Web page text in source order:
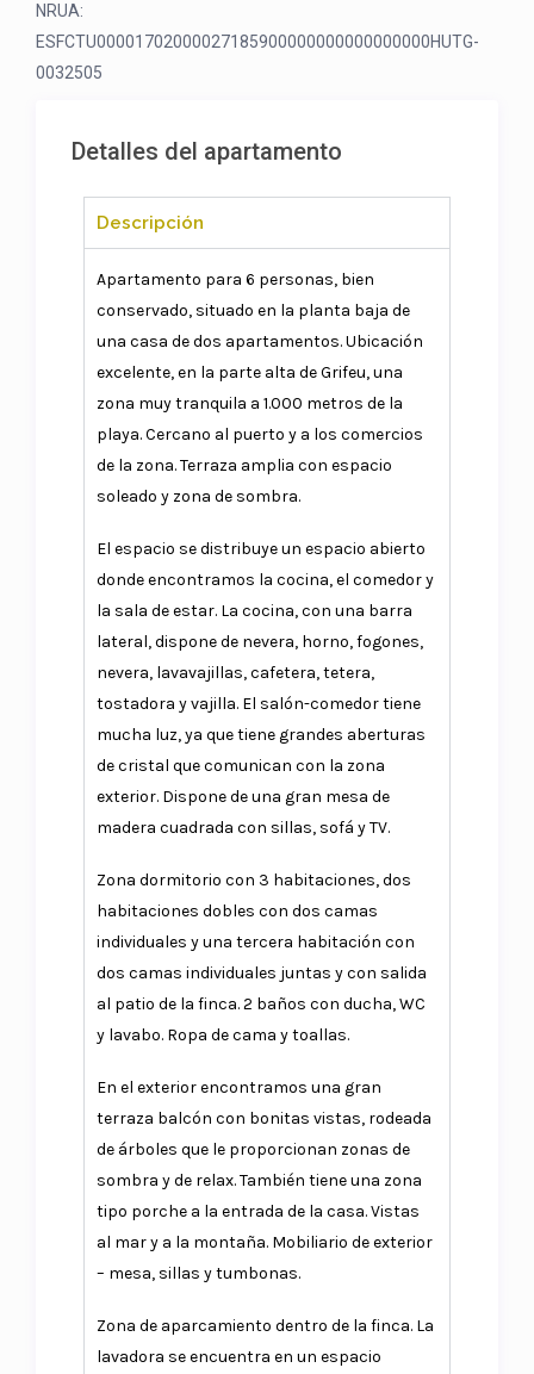
NRUA:
ESFCTU00001702000027185900000000000000000HUTG-
0032505
Detalles del apartamento
Descripción
Apartamento para 6 personas, bien
conservado, situado en la planta baja de
una casa de dos apartamentos. Ubicación
excelente, en la parte alta de Grifeu, una
zona muy tranquila a 1.000 metros de la
playa. Cercano al puerto y a los comercios
de la zona. Terraza amplia con espacio
soleado y zona de sombra.
El espacio se distribuye un espacio abierto
donde encontramos la cocina, el comedor y
la sala de estar. La cocina, con una barra
lateral, dispone de nevera, horno, fogones,
nevera, lavavajillas, cafetera, tetera,
tostadora y vajilla. El salón-comedor tiene
mucha luz, ya que tiene grandes aberturas
de cristal que comunican con la zona
exterior. Dispone de una gran mesa de
madera cuadrada con sillas, sofá y TV.
Zona dormitorio con 3 habitaciones, dos
habitaciones dobles con dos camas
individuales y una tercera habitación con
dos camas individuales juntas y con salida
al patio de la finca. 2 baños con ducha, WC
y lavabo. Ropa de cama y toallas.
En el exterior encontramos una gran
terraza balcón con bonitas vistas, rodeada
de árboles que le proporcionan zonas de
sombra y de relax. También tiene una zona
tipo porche a la entrada de la casa. Vistas
al mar y a la montaña. Mobiliario de exterior
– mesa, sillas y tumbonas.
Zona de aparcamiento dentro de la finca. La
lavadora se encuentra en un espacio